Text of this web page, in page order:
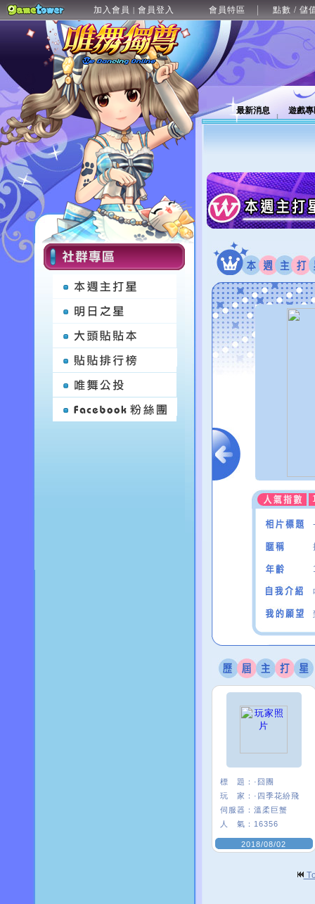
加入會員 | 會員登入 會員特區 點數 / 儲
最新消息 遊戲
標 題： ·囧團
玩 家： ·四季花紛飛
伺服器： 溫柔巨蟹
人 氣： 16356
2018/08/02